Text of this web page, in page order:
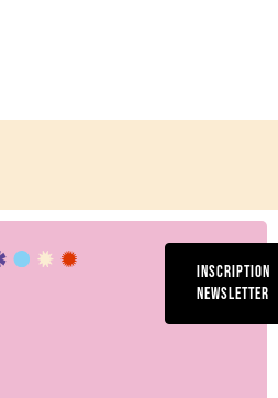
INSCRIPTION
NEWSLETTER